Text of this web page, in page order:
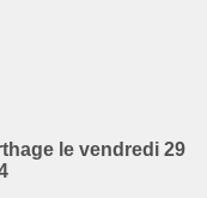
le vendredi 29